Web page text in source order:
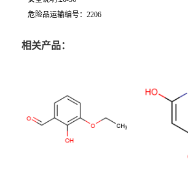
危险品运输编号：2206
相关产品：